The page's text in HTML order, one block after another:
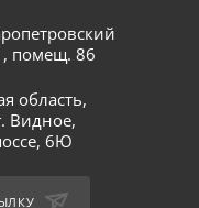
помещ. 86
область,
Видное,
6Ю